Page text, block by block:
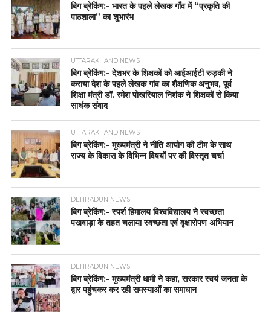
बिग ब्रेकिंग:- भारत के पहले लेखक गाँव में “प्रकृति की
पाठशाला” का शुभारंभ
UTTARAKHAND NEWS
बिग ब्रेकिंग:- देशभर के शिक्षकों को आईआईटी रुड़की ने
कराया देश के पहले लेखक गांव का शैक्षणिक अनुभव, पूर्व
शिक्षा मंत्री डॉ. रमेश पोखरियाल निशंक ने शिक्षकों से किया
सार्थक संवाद
UTTARAKHAND NEWS
बिग ब्रेकिंग:- मुख्यमंत्री ने नीति आयोग की टीम के साथ
राज्य के विकास के विभिन्न विषयों पर की विस्तृत चर्चा
DEHRADUN NEWS
बिग ब्रेकिंग:- स्पर्श हिमालय विश्वविद्यालय ने स्वच्छता
पखवाड़ा के तहत चलाया स्वच्छता एवं वृक्षारोपण अभियान
DEHRADUN NEWS
बिग ब्रेकिंग:- मुख्यमंत्री धामी ने कहा, सरकार स्वयं जनता के
द्वार पहुंचकर कर रही समस्याओं का समाधान